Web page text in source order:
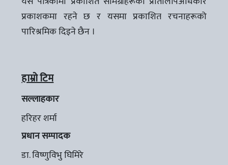
प्रकाशकमा रहने छ र यसमा प्रकाशित रचनाहरूको
पारिश्रमिक दिइने छैन ।
हाम्रो टिम
सल्लाहकार
हरिहर शर्मा
प्रधान सम्पादक
डा. विष्णुविभु घिमिरे